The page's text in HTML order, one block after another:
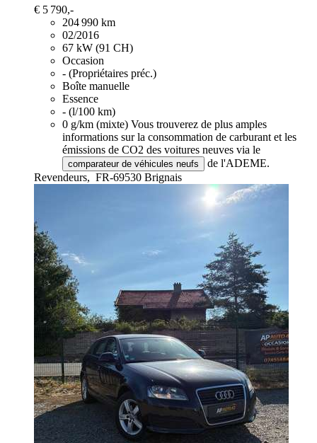
€ 5 790,-
204 990 km
02/2016
67 kW (91 CH)
Occasion
- (Propriétaires préc.)
Boîte manuelle
Essence
- (l/100 km)
0 g/km (mixte) Vous trouverez de plus amples
informations sur la consommation de carburant et les
émissions de CO2 des voitures neuves via le
comparateur de véhicules neufs
de l'ADEME.
Revendeurs, FR-69530 Brignais